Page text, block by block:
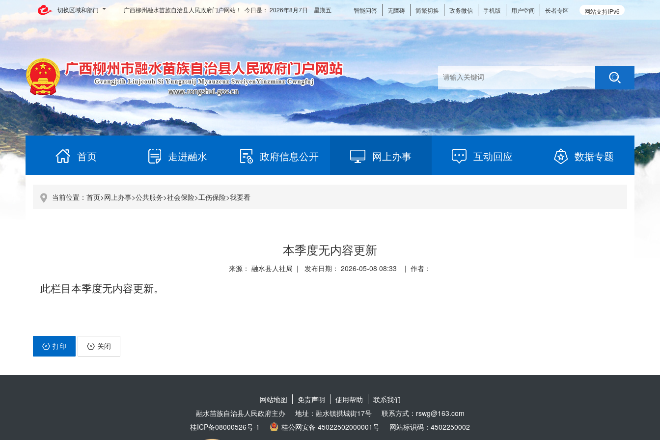
切换区域和部门 网站支持IPv6
智能问答 无障碍 简繁切换 政务微信 手机版 用户空间 长者专区
广西柳州融水苗族自治县人民政府门户网站！ 今日是： 2026年8月7日 星期五
首页 走进融水 政府信息公开 网上办事 互动回应 数据专题
当前位置： 首页>网上办事>公共服务>社会保险>工伤保险>我要看
本季度无内容更新
来源： 融水县人社局 | 发布日期： 2026-05-08 08:33 | 作者：
此栏目本季度无内容更新。
打印 关闭
网站地图 免责声明 使用帮助
联系我们
融水苗族自治县人民政府主办
地址：融水镇拱城街17号
联系方式：rswg@163.com
桂ICP备08000526号-1
桂公网安备 45022502000001号 网站标识码：4502250002